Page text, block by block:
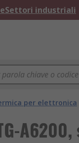
Settori industriali
per elettronica
A6200,